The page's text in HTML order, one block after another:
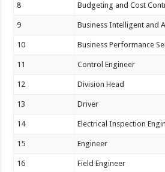
8 Budgeting and Cost
9 Business Intelligent and
10 Business Performance
11 Control Engineer
12 Division Head
13 Driver
14 Electrical Inspection
15 Engineer
16 Field Engineer